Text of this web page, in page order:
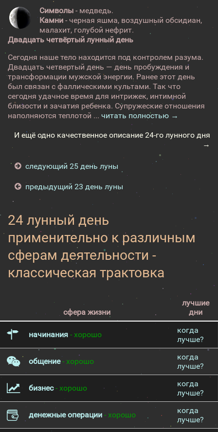
Символы - медведь.
Камни - черная яшма, воздушный обсидиан,
малахит, голубой нефрит.
Двадцать четвёртый лунный день
Сегодня наше тело находится под контролем разума.
Двадцать четвертый день — день пробуждения и
трансформации мужской энергии. Ранее этот день
был связан с фаллическими культами. Так что
сегодня удачное время для интрижек, интимной
близости и зачатия ребенка. Супружеские отношения
наполняются теплотой ... читать полностью →
И ещё одно качественное описание 24-го лунного дня
→
следующий 25 день луны
предыдущий 23 день луны
24 лунный день
применительно к различным
сферам деятельности -
классическая трактовка
сфера жизни
лучшие
дни
начинания - хорошо
когда
лучше?
общение- хорошо
когда
лучше?
бизнес- хорошо
когда
лучше?
денежные операции - хорошо
когда
лучше?